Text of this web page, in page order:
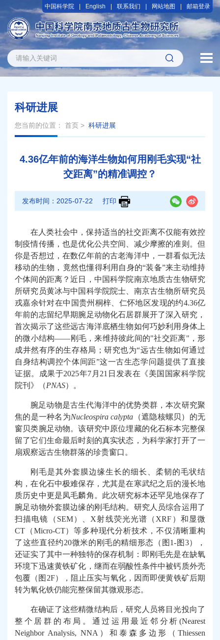
中国科学院 English 联系我们 网站地图 邮箱登录
科研进展
您当前的位置： 首页 > 科研进展
4.36亿年前的海洋生物如何用刚毛实现“社
交距离”的精准调控？
发布时间： 2025-07-22 打印
在人类社会中，保持适当的社交距离不仅能有效控
制疫情传播，也是优化公共空间、减少摩擦的准则。但
你是否想过，在数亿年前的古老海洋中，一群看似无法
移动的生物，竟然也懂得利用自身的“装备”来主动维持
个体间的距离？近日，中国科学院南京地质古生物研究
所研究员黄冰与中国科学院院士、南京古生物所研究员
戎嘉余针对在中国贵州桐梓、仁怀地区发现的约4.36亿
年前的志留纪早期腕足动物化石居群展开了深入研究，
首次揭示了这些远古海洋底栖生物如何巧妙利用身体上
的微小结构——刚毛，来维持彼此间的"社交距离" ，形
成井然有序的生存格局；研究也为“远古生物如何通过
自身结构调控个体间距”这一古生态学问题提供了直接
证据。成果于2025年7 月 21 日发表在《美国国家科学院
院刊》（PNAS）。
腕足动物是古生代海洋中的优势类群，本次研究聚
焦的是一种名为Nucleospira calypta （遮隐核螺贝） 的无
窗贝类腕足动物。该研究中原位埋藏的化石标本完整保
留了它们生命最后时刻的真实状态，为科学家打开了一
扇观察远古生物群落的珍贵窗口。
刚毛是其外套膜边缘生长的细长、柔韧的毛状结
构，在化石中极难保存，尤其是在寒武纪之后的漫长地
质历史中更是凤毛麟角。此次研究标本还罕见地保存了
腕足动物外套膜边缘的刚毛结构。研究人员综合运用了
扫描电镜（ SEM）、 X射线荧光光谱（ XRF ）和显微
CT （Micro-CT）等多种现代分析技术，不仅清晰重构
了这些直径约20微米的刚毛的精细形态（图 1-图 3），
还证实了其中一种独特的保存机制：即刚毛先是在缺氧
环境下迅速黄铁矿化，继而在弱酸性条件中被钙质外壳
包覆（图 2F），阻止压实与氧化，因而即便黄铁矿后期
转为氧化铁仍能完整保留其微观形态。
在确证了这些精微结构后，研究人员将目光投向了
整个居群的布局。通过运用最近邻分析 (Nearest
Neighbor Analysis, NNA ）和泰森多边形（Thiessen